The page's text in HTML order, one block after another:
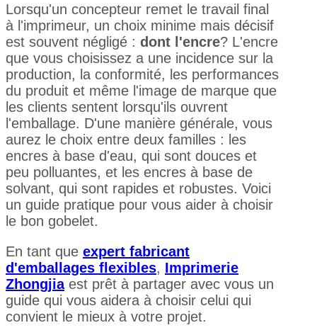
Lorsqu'un concepteur remet le travail final
à l'imprimeur, un choix minime mais décisif
est souvent négligé : dont l'encre? L'encre
que vous choisissez a une incidence sur la
production, la conformité, les performances
du produit et même l'image de marque que
les clients sentent lorsqu'ils ouvrent
l'emballage. D'une manière générale, vous
aurez le choix entre deux familles : les
encres à base d'eau, qui sont douces et
peu polluantes, et les encres à base de
solvant, qui sont rapides et robustes. Voici
un guide pratique pour vous aider à choisir
le bon gobelet.
En tant que expert fabricant
d'emballages flexibles, Imprimerie
Zhongjiaest prêt à partager avec vous un
guide qui vous aidera à choisir celui qui
convient le mieux à votre projet.